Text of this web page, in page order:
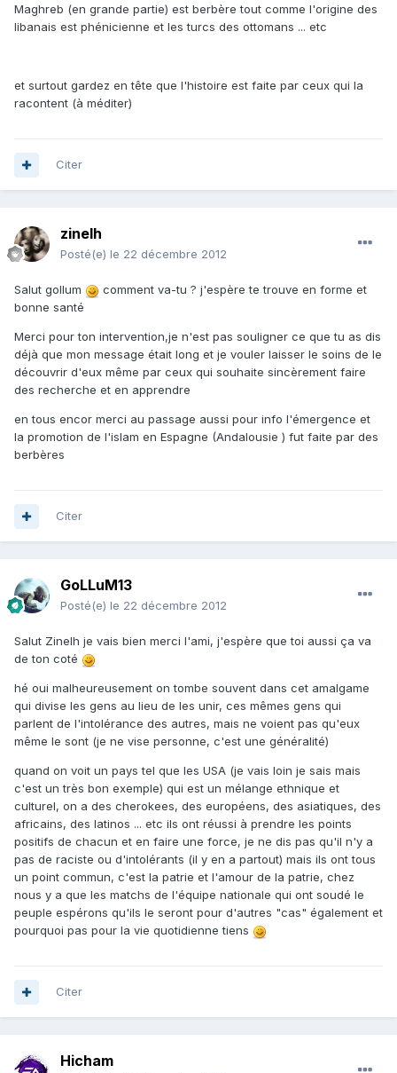
Maghreb (en grande partie) est berbère tout comme l'origine des
libanais est phénicienne et les turcs des ottomans ... etc
et surtout gardez en tête que l'histoire est faite par ceux qui la
racontent (à méditer)
Citer
zinelh
Posté(e) le 22 décembre 2012
Salut gollum
comment va-tu ? j'espère te trouve en forme et
bonne santé
Merci pour ton intervention,je n'est pas souligner ce que tu as dis
déjà que mon message était long et je vouler laisser le soins de le
découvrir d'eux même par ceux qui souhaite sincèrement faire
des recherche et en apprendre
en tous encor merci au passage aussi pour info l'émergence et
la promotion de l'islam en Espagne (Andalousie ) fut faite par des
berbères
Citer
GoLLuM13
Posté(e) le 22 décembre 2012
Salut Zinelh je vais bien merci l'ami, j'espère que toi aussi ça va
de ton coté
hé oui malheureusement on tombe souvent dans cet amalgame
qui divise les gens au lieu de les unir, ces mêmes gens qui
parlent de l'intolérance des autres, mais ne voient pas qu'eux
même le sont (je ne vise personne, c'est une généralité)
quand on voit un pays tel que les USA (je vais loin je sais mais
c'est un très bon exemple) qui est un mélange ethnique et
culturel, on a des cherokees, des européens, des asiatiques, des
africains, des latinos ... etc ils ont réussi à prendre les points
positifs de chacun et en faire une force, je ne dis pas qu'il n'y a
pas de raciste ou d'intolérants (il y en a partout) mais ils ont tous
un point commun, c'est la patrie et l'amour de la patrie, chez
nous y a que les matchs de l'équipe nationale qui ont soudé le
peuple espérons qu'ils le seront pour d'autres "cas" également et
pourquoi pas pour la vie quotidienne tiens
Citer
Hicham